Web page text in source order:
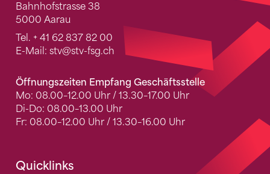
Bahnhofstrasse 38
5000 Aarau
Tel. + 41 62 837 82 00
E-Mail: stv@stv-fsg.ch
Öffnungszeiten Empfang Geschäftsstelle
Mo: 08.00–12.00 Uhr / 13.30–17.00 Uhr
Di-Do: 08.00–13.00 Uhr
Fr: 08.00–12.00 Uhr / 13.30–16.00 Uhr
Quicklinks